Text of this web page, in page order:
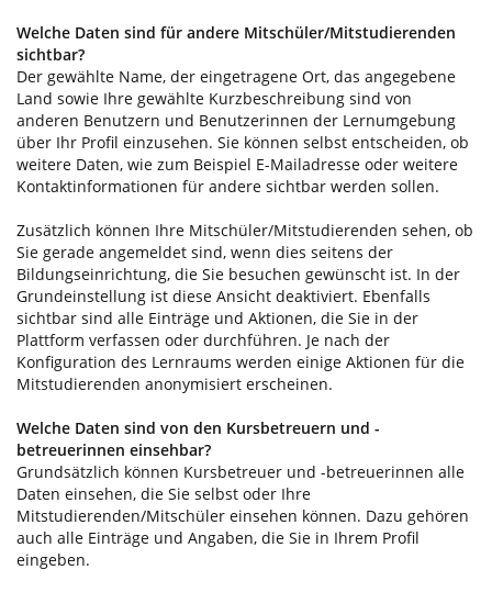
Welche Daten sind für andere Mitschüler/Mitstudierenden
sichtbar?
Der gewählte Name, der eingetragene Ort, das angegebene
Land sowie Ihre gewählte Kurzbeschreibung sind von
anderen Benutzern und Benutzerinnen der Lernumgebung
über Ihr Profil einzusehen. Sie können selbst entscheiden, ob
weitere Daten, wie zum Beispiel E-Mailadresse oder weitere
Kontaktinformationen für andere sichtbar werden sollen.
Zusätzlich können Ihre Mitschüler/Mitstudierenden sehen, ob
Sie gerade angemeldet sind, wenn dies seitens der
Bildungseinrichtung, die Sie besuchen gewünscht ist. In der
Grundeinstellung ist diese Ansicht deaktiviert. Ebenfalls
sichtbar sind alle Einträge und Aktionen, die Sie in der
Plattform verfassen oder durchführen. Je nach der
Konfiguration des Lernraums werden einige Aktionen für die
Mitstudierenden anonymisiert erscheinen.
Welche Daten sind von den Kursbetreuern und -
betreuerinnen einsehbar?
Grundsätzlich können Kursbetreuer und -betreuerinnen alle
Daten einsehen, die Sie selbst oder Ihre
Mitstudierenden/Mitschüler einsehen können. Dazu gehören
auch alle Einträge und Angaben, die Sie in Ihrem Profil
eingeben.